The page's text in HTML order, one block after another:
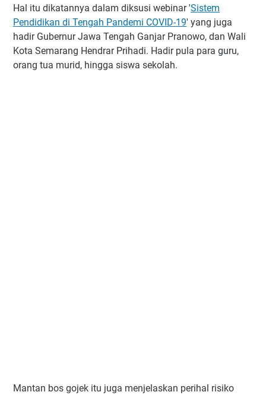
Hal itu dikatannya dalam diksusi webinar 'Sistem
Pendidikan di Tengah Pandemi COVID-19' yang juga
hadir Gubernur Jawa Tengah Ganjar Pranowo, dan Wali
Kota Semarang Hendrar Prihadi. Hadir pula para guru,
orang tua murid, hingga siswa sekolah.
Mantan bos gojek itu juga menjelaskan perihal risiko